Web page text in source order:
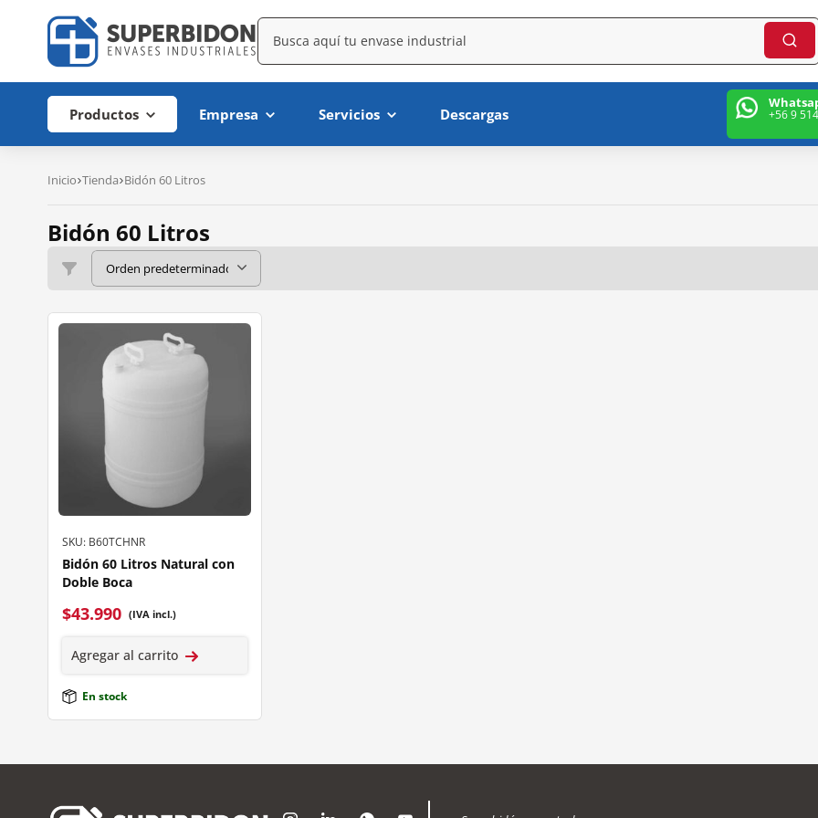
Productos Empresa Servicios Descargas +56 9
Inicio Tienda Bidón 60 Litros
Bidón 60 Litros
SKU: B60TCHNR
Bidón 60 Litros Natural con
Doble Boca
$43.990 (IVA incl.)
Agregar al carrito
En stock